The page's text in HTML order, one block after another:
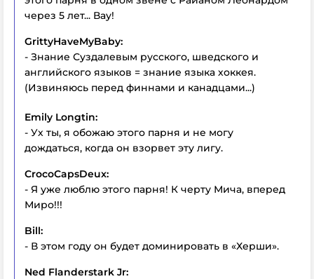
через 5 лет... Вау!
GrittyHaveMyBaby:
- Знание Суздалевым русского, шведского и
английского языков = знание языка хоккея.
(Извиняюсь перед финнами и канадцами...)
Emily Longtin:
- Ух ты, я обожаю этого парня и не могу
дождаться, когда он взорвет эту лигу.
CrocoCapsDeux:
- Я уже люблю этого парня! К черту Мича, вперед
Миро!!!
Bill:
- В этом году он будет доминировать в «Херши».
Ned Flanderstark Jr: